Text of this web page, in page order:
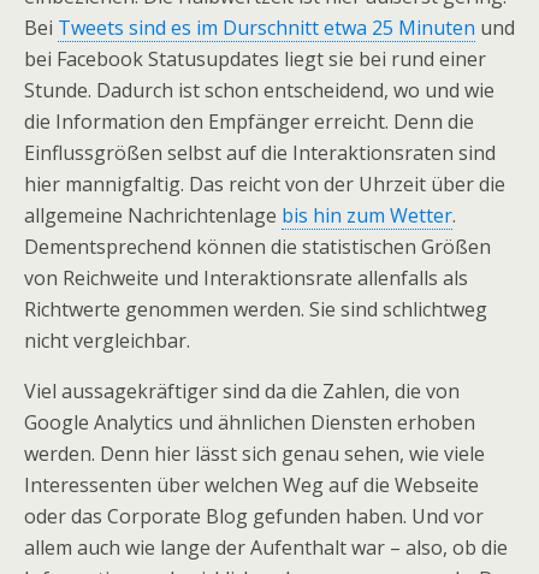
Bei Tweets sind es im Durschnitt etwa 25 Minuten und
bei Facebook Statusupdates liegt sie bei rund einer
Stunde. Dadurch ist schon entscheidend, wo und wie
die Information den Empfänger erreicht. Denn die
Einflussgrößen selbst auf die Interaktionsraten sind
hier mannigfaltig. Das reicht von der Uhrzeit über die
allgemeine Nachrichtenlage bis hin zum Wetter.
Dementsprechend können die statistischen Größen
von Reichweite und Interaktionsrate allenfalls als
Richtwerte genommen werden. Sie sind schlichtweg
nicht vergleichbar.
Viel aussagekräftiger sind da die Zahlen, die von
Google Analytics und ähnlichen Diensten erhoben
werden. Denn hier lässt sich genau sehen, wie viele
Interessenten über welchen Weg auf die Webseite
oder das Corporate Blog gefunden haben. Und vor
allem auch wie lange der Aufenthalt war – also, ob die